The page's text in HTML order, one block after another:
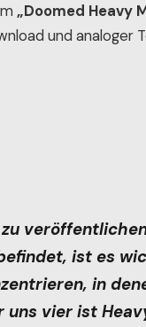
„Doomed Heavy
und analoger
ist es
in
uns vier ist